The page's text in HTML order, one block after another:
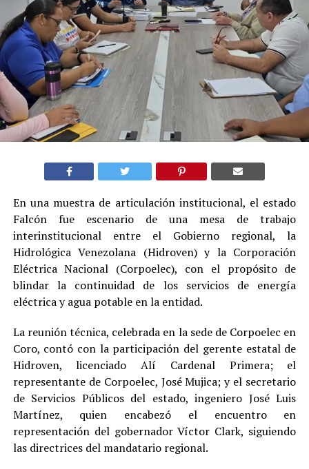
En una muestra de articulación institucional, el estado
Falcón fue escenario de una mesa de trabajo
interinstitucional entre el Gobierno regional, la
Hidrológica Venezolana (Hidroven) y la Corporación
Eléctrica Nacional (Corpoelec), con el propósito de
blindar la continuidad de los servicios de energía
eléctrica y agua potable en la entidad.
La reunión técnica, celebrada en la sede de Corpoelec en
Coro, contó con la participación del gerente estatal de
Hidroven, licenciado Alí Cardenal Primera; el
representante de Corpoelec, José Mujica; y el secretario
de Servicios Públicos del estado, ingeniero José Luis
Martínez, quien encabezó el encuentro en
representación del gobernador Víctor Clark, siguiendo
las directrices del mandatario regional.